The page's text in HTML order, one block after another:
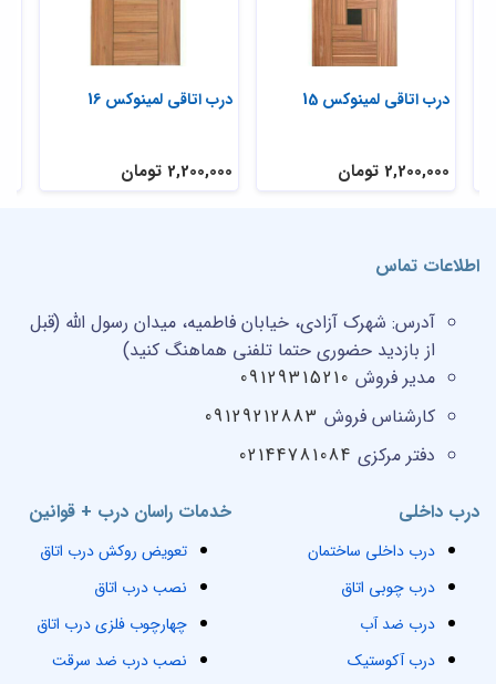
درب اتاقی لمینوکس 16
2,200,000 تومان
درب اتاقی لمینوکس 15
2,200,000 تومان
14
خدمات راسان درب + قوانین
تعویض روکش درب اتاق
نصب درب اتاق
چهارچوب فلزی درب اتاق
نصب درب ضد سرقت
درب داخلی
درب داخلی ساختمان
درب چوبی اتاق
درب ضد آب
درب آکوستیک
اطلاعات تماس
آدرس: شهرک آزادی، خیابان فاطمیه، میدان رسول الله (قبل
از بازدید حضوری حتما تلفنی هماهنگ کنید)
مدیر فروش 09129315210
کارشناس فروش 09129212883
دفتر مرکزی 02144781084